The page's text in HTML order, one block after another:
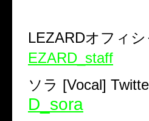
LEZARDオフィ
EZARD_staff
ソラ [Vocal]
D_sora